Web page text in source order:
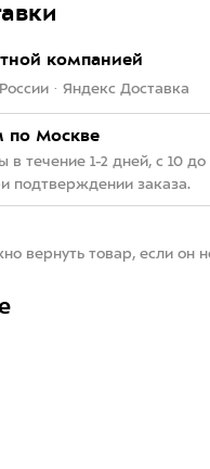
компанией
· Яндекс Доставка
по Москве
течение 1-2 дней, с 10
подтверждении заказа.
вернуть товар, если он